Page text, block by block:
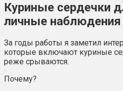
Куриные сердечки
личные наблюдения
За годы работы я заметил
которые включают куриные
реже срываются.
Почему?